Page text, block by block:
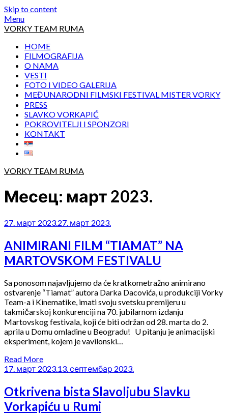
Skip to content
Menu
VORKY TEAM RUMA
HOME
FILMOGRAFIJA
O NAMA
VESTI
FOTO I VIDEO GALERIJA
MEĐUNARODNI FILMSKI FESTIVAL MISTER VORKY
PRESS
SLAVKO VORKAPIĆ
POKROVITELJI I SPONZORI
KONTAKT
VORKY TEAM RUMA
Месец: март 2023.
27. март 2023.27. март 2023.
ANIMIRANI FILM “TIAMAT” NA
MARTOVSKOM FESTIVALU
Sa ponosom najavljujemo da će kratkometražno animirano
ostvarenje “Tiamat” autora Darka Dacovića, u produkciji Vorky
Team-a i Kinematike, imati svoju svetsku premijeru u
takmičarskoj konkurenciji na 70. jubilarnom izdanju
Martovskog festivala, koji će biti održan od 28. marta do 2.
aprila u Domu omladine u Beogradu! U pitanju je animacijski
eksperiment, kojem je vavilonski…
Read More
17. март 2023. 13. септембар 2023.
Otkrivena bista Slavoljubu Slavku
Vorkapiću u Rumi